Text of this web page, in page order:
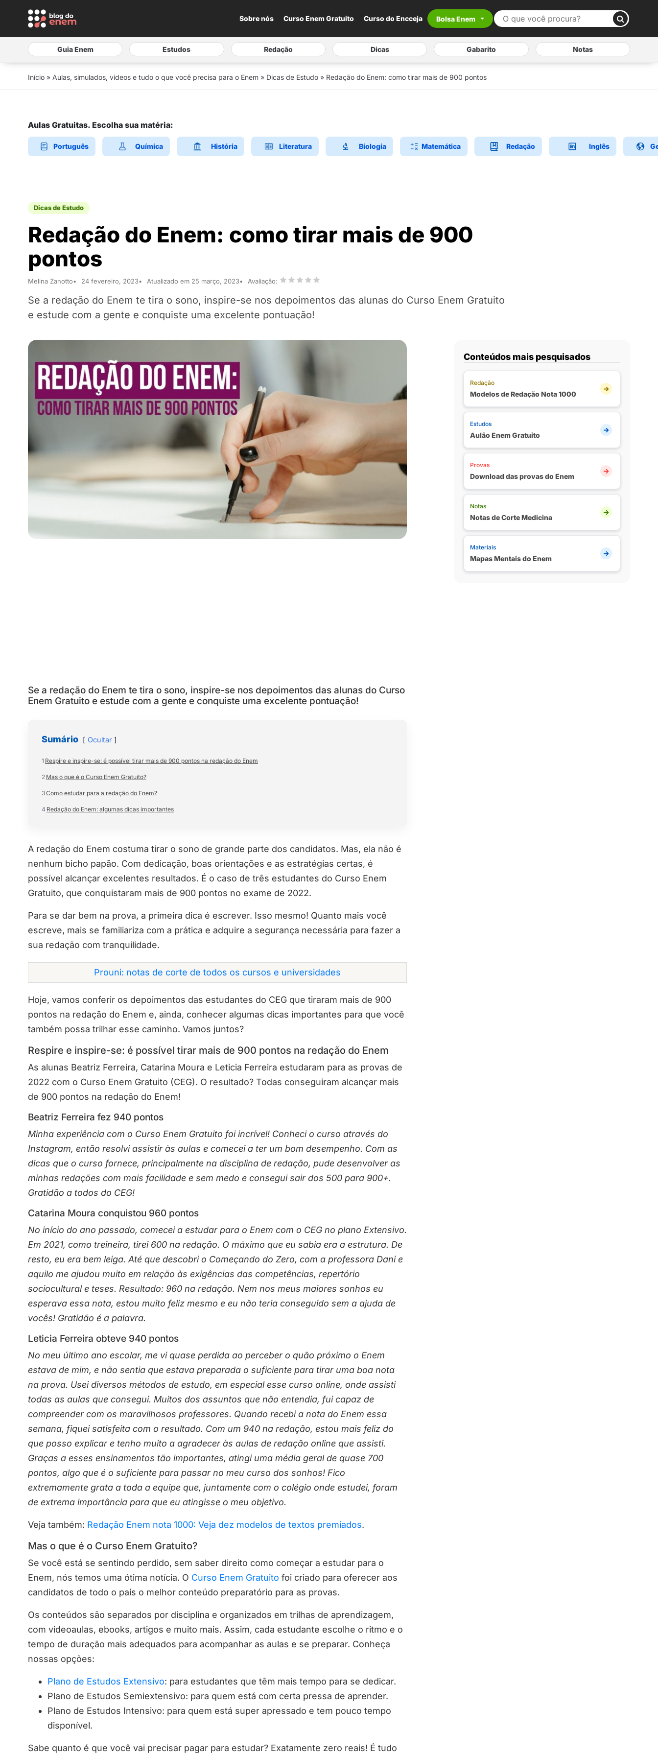
Sobre nós Curso Enem Gratuito Curso do Encceja Bolsa Enem
Guia Enem Estudos Redação Dicas Gabarito Notas
Início » Aulas, simulados, vídeos e tudo o que você precisa para o Enem » Dicas de Estudo » Redação do Enem: como tirar mais de 900 pontos
Aulas Gratuitas. Escolha sua matéria:
Português Química História Literatura Biologia Matemática Redação Inglês
Dicas de Estudo
Redação do Enem: como tirar mais de 900
pontos
Melina Zanotto 24 fevereiro, 2023 Atualizado em 25 março, 2023 Avaliação:
Se a redação do Enem te tira o sono, inspire-se nos depoimentos das alunas do Curso Enem Gratuito
e estude com a gente e conquiste uma excelente pontuação!
Se a redação do Enem te tira o sono, inspire-se nos depoimentos das alunas do Curso
Enem Gratuito e estude com a gente e conquiste uma excelente pontuação!
Sumário Ocultar
1 Respire e inspire-se: é possível tirar mais de 900 pontos na redação do Enem
2 Mas o que é o Curso Enem Gratuito?
3Como estudar para a redação do Enem?
4 Redação do Enem: algumas dicas importantes
A redação do Enem costuma tirar o sono de grande parte dos candidatos. Mas, ela não é
nenhum bicho papão. Com dedicação, boas orientações e as estratégias certas, é
possível alcançar excelentes resultados. É o caso de três estudantes do Curso Enem
Gratuito, que conquistaram mais de 900 pontos no exame de 2022.
Para se dar bem na prova, a primeira dica é escrever. Isso mesmo! Quanto mais você
escreve, mais se familiariza com a prática e adquire a segurança necessária para fazer a
sua redação com tranquilidade.
Prouni: notas de corte de todos os cursos e universidades
Hoje, vamos conferir os depoimentos das estudantes do CEG que tiraram mais de 900
pontos na redação do Enem e, ainda, conhecer algumas dicas importantes para que você
também possa trilhar esse caminho. Vamos juntos?
Respire e inspire-se: é possível tirar mais de 900 pontos na redação do Enem
As alunas Beatriz Ferreira, Catarina Moura e Leticia Ferreira estudaram para as provas de
2022 com o Curso Enem Gratuito (CEG). O resultado? Todas conseguiram alcançar mais
de 900 pontos na redação do Enem!
Beatriz Ferreira fez 940 pontos
Minha experiência com o Curso Enem Gratuito foi incrível! Conheci o curso através do
Instagram, então resolvi assistir às aulas e comecei a ter um bom desempenho. Com as
dicas que o curso fornece, principalmente na disciplina de redação, pude desenvolver as
minhas redações com mais facilidade e sem medo e consegui sair dos 500 para 900+.
Gratidão a todos do CEG!
Catarina Moura conquistou 960 pontos
No início do ano passado, comecei a estudar para o Enem com o CEG no plano Extensivo.
Em 2021, como treineira, tirei 600 na redação. O máximo que eu sabia era a estrutura. De
resto, eu era bem leiga. Até que descobri o Começando do Zero, com a professora Dani e
aquilo me ajudou muito em relação às exigências das competências, repertório
sociocultural e teses. Resultado: 960 na redação. Nem nos meus maiores sonhos eu
esperava essa nota, estou muito feliz mesmo e eu não teria conseguido sem a ajuda de
vocês! Gratidão é a palavra.
Leticia Ferreira obteve 940 pontos
No meu último ano escolar, me vi quase perdida ao perceber o quão próximo o Enem
estava de mim, e não sentia que estava preparada o suficiente para tirar uma boa nota
na prova. Usei diversos métodos de estudo, em especial esse curso online, onde assisti
todas as aulas que consegui. Muitos dos assuntos que não entendia, fui capaz de
compreender com os maravilhosos professores. Quando recebi a nota do Enem essa
semana, fiquei satisfeita com o resultado. Com um 940 na redação, estou mais feliz do
que posso explicar e tenho muito a agradecer às aulas de redação online que assisti.
Graças a esses ensinamentos tão importantes, atingi uma média geral de quase 700
pontos, algo que é o suficiente para passar no meu curso dos sonhos! Fico
extremamente grata a toda a equipe que, juntamente com o colégio onde estudei, foram
de extrema importância para que eu atingisse o meu objetivo.
Veja também: Redação Enem nota 1000: Veja dez modelos de textos premiados.
Mas o que é o Curso Enem Gratuito?
Se você está se sentindo perdido, sem saber direito como começar a estudar para o
Enem, nós temos uma ótima notícia. O Curso Enem Gratuito foi criado para oferecer aos
candidatos de todo o país o melhor conteúdo preparatório para as provas.
Os conteúdos são separados por disciplina e organizados em trilhas de aprendizagem,
com videoaulas, ebooks, artigos e muito mais. Assim, cada estudante escolhe o ritmo e o
tempo de duração mais adequados para acompanhar as aulas e se preparar. Conheça
nossas opções:
Plano de Estudos Extensivo: para estudantes que têm mais tempo para se dedicar.
Plano de Estudos Semiextensivo: para quem está com certa pressa de aprender.
Plano de Estudos Intensivo: para quem está super apressado e tem pouco tempo
disponível.
Sabe quanto é que você vai precisar pagar para estudar? Exatamente zero reais! É tudo
Conteúdos mais pesquisados
Redação
Modelos de Redação Nota 1000
Estudos
Aulão Enem Gratuito
Provas
Download das provas do Enem
Notas
Notas de Corte Medicina
Materiais
Mapas Mentais do Enem